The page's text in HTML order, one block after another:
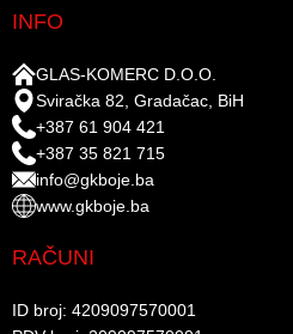
INFO
GLAS-KOMERC D.O.O.
Sviračka 82, Gradačac, BiH
+387 61 904 421
+387 35 821 715
info@gkboje.ba
www.gkboje.ba
RAČUNI
ID broj: 4209097570001​